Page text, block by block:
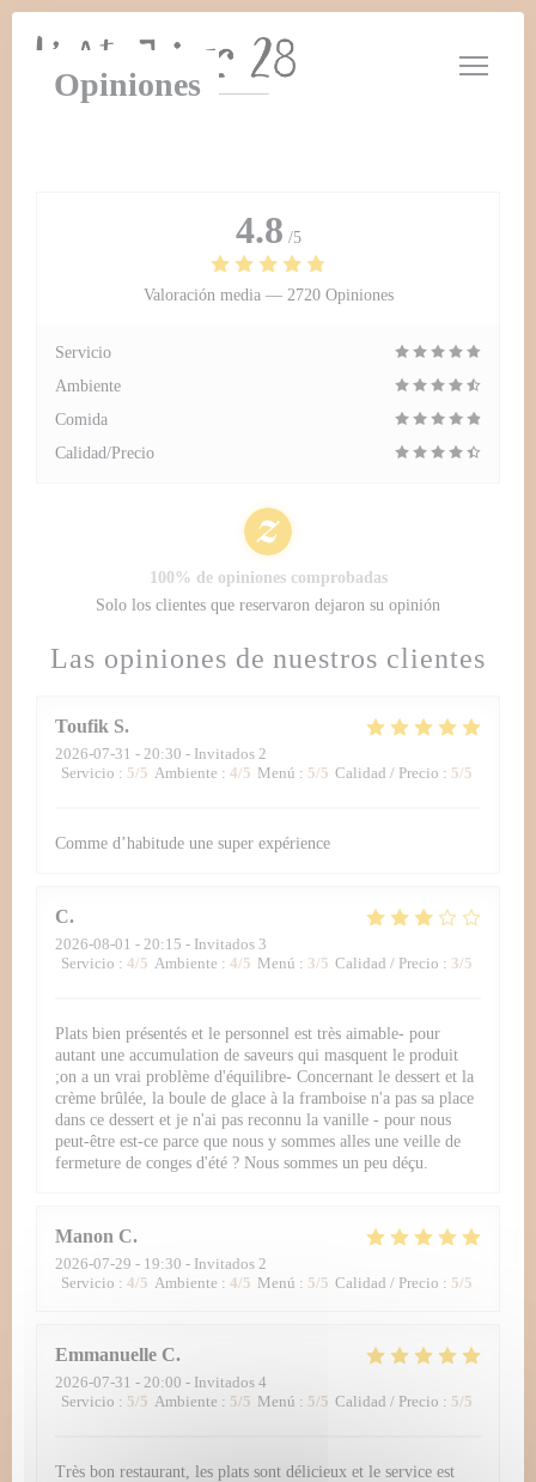
Personalización de sus opciones de cookies
Opiniones
Las opiniones de nuestros clientes
Toufik S
2026-07-31 - 20:30 - Invitados 2
Servicio : 5/5 Ambiente : 4/5 Menú : 5/5 Calidad / Precio : 5/5
Comme d’habitude une super expérience
C
2026-08-01 - 20:15 - Invitados 3
Servicio : 4/5 Ambiente : 4/5 Menú : 3/5 Calidad / Precio : 3/5
Plats bien présentés et le personnel est très aimable- pour
autant une accumulation de saveurs qui masquent le produit
;on a un vrai problème d'équilibre- Concernant le dessert et la
crème brûlée, la boule de glace à la framboise n'a pas sa place
dans ce dessert et je n'ai pas reconnu la vanille - pour nous
peut-être est-ce parce que nous y sommes alles une veille de
fermeture de conges d'été ? Nous sommes un peu déçu.
Manon C
2026-07-29 - 19:30 - Invitados 2
Servicio : 4/5 Ambiente : 4/5 Menú : 5/5 Calidad / Precio : 5/5
Emmanuelle C
2026-07-31 - 20:00 - Invitados 4
Servicio : 5/5 Ambiente : 5/5 Menú : 5/5 Calidad / Precio : 5/5
Très bon restaurant, les plats sont délicieux et le service est
4.8 /5
Valoración media — 2720 Opiniones
Servicio
Ambiente
Comida
Calidad/Precio
100% de opiniones comprobadas
Solo los clientes que reservaron dejaron su opinión